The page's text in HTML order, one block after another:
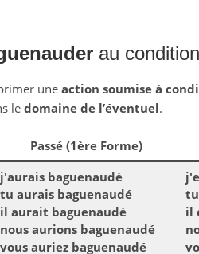
au
une action soumise à
ledomaine de l’éventuel.
Passé (1ère Forme)
j'aurais baguenaudé
tu aurais baguenaudé
il aurait baguenaudé
nous aurions baguenaudé
vous auriez baguenaudé
il